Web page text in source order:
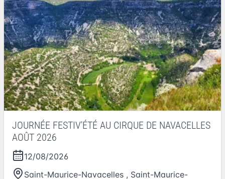
JOURNÉE FESTIV'ÉTÉ AU CIRQUE DE NAVACELLES
AOÛT 2026
12/08/2026
Saint-Maurice-Navacelles , Saint-Maurice-